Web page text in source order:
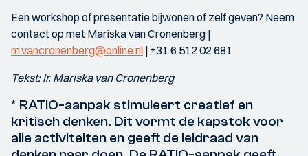
Een workshop of presentatie bijwonen of zelf geven? Neem
contact op met Mariska van Cronenberg |
m.vancronenberg@online.nl | +31 6 512 02 681
Tekst: Ir. Mariska van Cronenberg
* RATIO-aanpak stimuleert creatief en
kritisch denken. Dit vormt de kapstok voor
alle activiteiten en geeft de leidraad van